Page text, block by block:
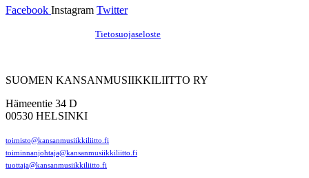
Facebook Instagram Twitter
Tietosuojaseloste
SUOMEN KANSANMUSIIKKILIITTO RY
Hämeentie 34 D
00530 HELSINKI
toimisto@kansanmusiikkiliitto.fi
toiminnanjohtaja@kansanmusiikkiliitto.fi
tuottaja@kansanmusiikkiliitto.fi